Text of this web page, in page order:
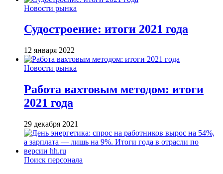
Новости рынка
Судостроение: итоги 2021 года
12 января 2022
Новости рынка
Работа вахтовым методом: итоги
2021 года
29 декабря 2021
Поиск персонала